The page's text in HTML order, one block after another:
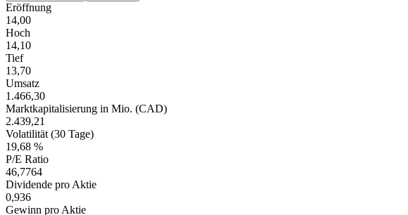
Eröffnung
14,00
Hoch
14,10
Tief
13,70
Umsatz
1.466,30
Marktkapitalisierung in Mio. (CAD)
2.439,21
Volatilität (30 Tage)
19,68 %
P/E Ratio
46,7764
Dividende pro Aktie
0,936
Gewinn pro Aktie